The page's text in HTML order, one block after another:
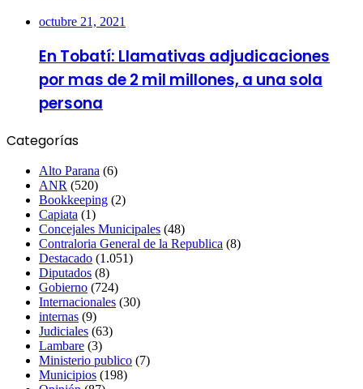
octubre 21, 2021
En Tobatí: Llamativas adjudicaciones
por mas de 2 mil millones, a una sola
persona
Categorías
Alto Parana (6)
ANR (520)
Bookkeeping (2)
Capiata (1)
Concejales Municipales (48)
Contraloria General de la Republica (8)
Destacado (1.051)
Diputados (8)
Gobierno (724)
Internacionales (30)
internas (9)
Judiciales (63)
Lambare (3)
Ministerio publico (7)
Municipios (198)